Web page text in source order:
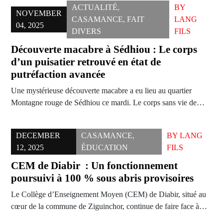
NOVEMBER
04, 2025
ACTUALITÉ,
CASAMANCE, FAIT
DIVERS
BY
LANG
FILS
Découverte macabre à Sédhiou : Le corps
d’un puisatier retrouvé en état de
putréfaction avancée
Une mystérieuse découverte macabre a eu lieu au quartier
Montagne rouge de Sédhiou ce mardi. Le corps sans vie de…
DECEMBER
12, 2025
CASAMANCE,
ÉDUCATION
BYLANG
FILS
CEM de Diabir : Un fonctionnement
poursuivi à 100 % sous abris provisoires
Le Collège d’Enseignement Moyen (CEM) de Diabir, situé au
cœur de la commune de Ziguinchor, continue de faire face à…